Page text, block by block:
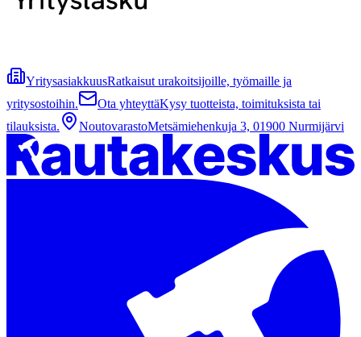
YritysasiakkuusRatkaisut urakoitsijoille, työmaille ja
yritysostoihin.
Ota yhteyttäKysy tuotteista, toimituksista tai
tilauksista.
NoutovarastoMetsämiehenkuja 3, 01900 Nurmijärvi